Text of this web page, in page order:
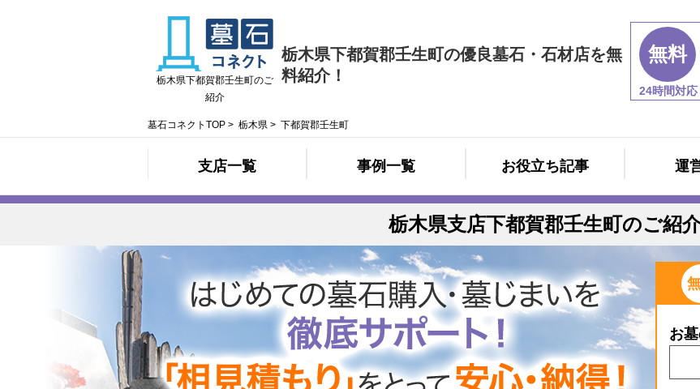
栃木県下都賀郡壬生町の優良墓石・石材店を無
料紹介！
栃木県下都賀郡壬生町のご
紹介
墓石コネクトTOP > 栃木県 > 下都賀郡壬生町
無料
24時間対応
支店一覧 事例一覧 お役立ち記事 運
栃木県支店下都賀郡壬生町のご紹
お